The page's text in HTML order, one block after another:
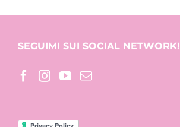
SEGUIMI SUI SOCIAL NETWORK!